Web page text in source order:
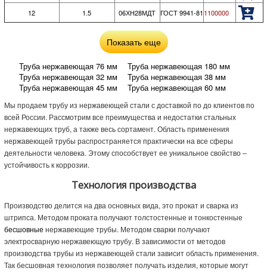
12 1.5 06ХН28МДТ ГОСТ 9941-81 1100000
Показать еще
Труба нержавеющая 76 мм
Труба нержавеющая 180 мм
Труба нержавеющая 32 мм
Труба нержавеющая 38 мм
Труба нержавеющая 45 мм
Труба нержавеющая 60 мм
Труба нержавеющая 40 мм
Труба нержавеющая 50 мм
Труба нержавеющая 6 мм
Труба нержавеющая 8 мм
Труба нержавеющая 10 мм
Труба нержавеющая 12 мм
Труба нержавеющая 14 мм
Труба нержавеющая 15 мм
Труба нержавеющая 16 мм
Труба нержавеющая 18 мм
Труба нержавеющая 22 мм
Труба нержавеющая 06ХН28МДТ
Труба нержавеющая 08Х18Н10Т
Труба нержавеющая 20Х23Н18
Труба нержавеющая 12Х18Н10Т
Труба нержавеющая aisi304
Мы продаем трубу из нержавеющей стали с доставкой по до клиентов по
всей России. Рассмотрим все преимущества и недостатки стальных
нержавеющих труб, а также весь сортамент. Область применения
нержавеющей трубы распространяется практически на все сферы
деятельности человека. Этому способствует ее уникальное свойство –
устойчивость к коррозии.
Технология производства
Производство делится на два основных вида, это прокат и сварка из
штрипса. Методом проката получают толстостенные и тонкостенные
бесшовные нержавеющие трубы. Методом сварки получают
электросварную нержавеющую трубу. В зависимости от методов
производства трубы из нержавеющей стали зависит область применения.
Так бесшовная технология позволяет получать изделия, которые могут